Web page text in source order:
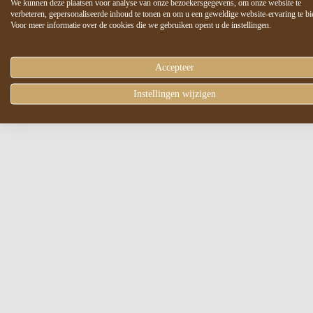
We kunnen deze plaatsen voor analyse van onze bezoekersgegevens, om onze website te
verbeteren, gepersonaliseerde inhoud te tonen en om u een geweldige website-ervaring te
Voor meer informatie over de cookies die we gebruiken opent u de instellingen.
Accepteer
Instellingen wijzigen